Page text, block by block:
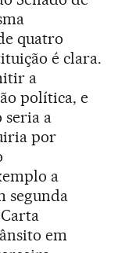
quatro
é clara.
a
política, e
seria a
por
a
segunda
em